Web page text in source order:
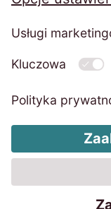
Polityka
Informacje
Zmiana
Reklamacje
System